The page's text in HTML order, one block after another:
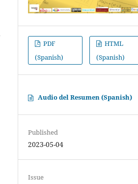
PDF
(Spanish)
HTML
(Spanish)
Audio del Resumen (Spanish)
Published
2023-05-04
Issue